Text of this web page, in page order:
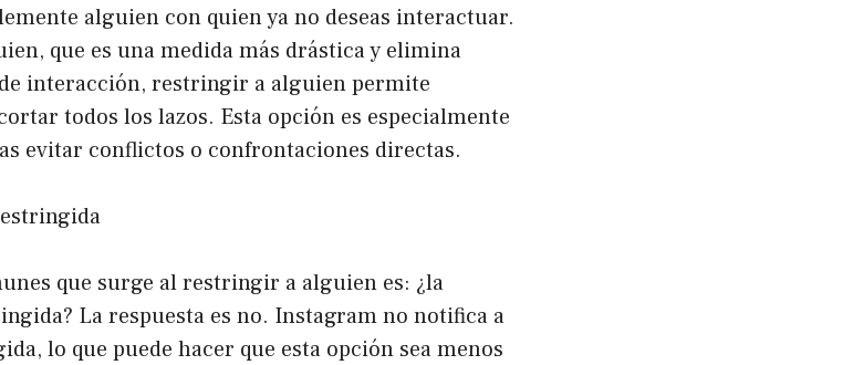
alguien con quien ya no deseas interactuar.
que es una medida más drástica y elimina
interacción, restringir a alguien permite
todos los lazos. Esta opción es especialmente
evitar conflictos o confrontaciones directas.
que surge al restringir a alguien es: ¿la
La respuesta es no. Instagram no notifica a
lo que puede hacer que esta opción sea menos